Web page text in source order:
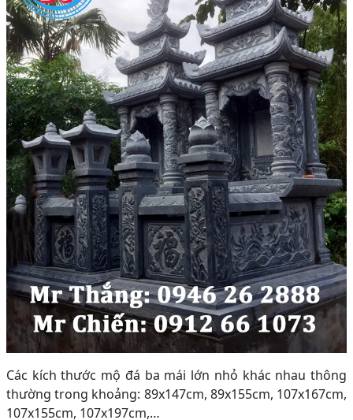
Các kích thước mộ đá ba mái lớn nhỏ khác nhau thông
thường trong khoảng: 89x147cm, 89x155cm, 107x167cm,
107x155cm, 107x197cm,…